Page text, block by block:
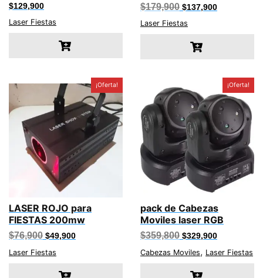
$129,900
Laser Fiestas
$179,900 El
precio
original
$179,900.
$137,900El
precio
Laser Fiestas
¡Oferta!
LASER ROJO para
FIESTAS 200mw
$76,900 El
original
$76,900.
$49,900El
Laser Fiestas
¡Oferta!
pack de Cabezas
Moviles laser RGB
$359,800 El
original
$359,800.
$329,900El
actual
Cabezas Moviles, Laser Fiestas